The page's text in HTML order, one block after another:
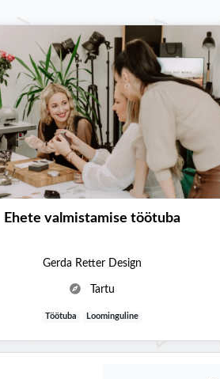
Ehete valmistamise töötuba
Gerda Retter Design
Tartu
Töötuba Loominguline